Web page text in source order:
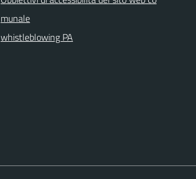
munale
whistleblowing PA